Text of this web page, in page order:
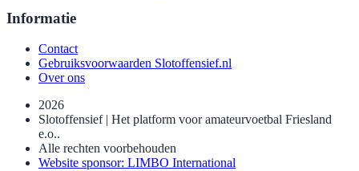
Informatie
Contact
Gebruiksvoorwaarden Slotoffensief.nl
Over ons
2026
Slotoffensief | Het platform voor amateurvoetbal Friesland
e.o..
Alle rechten voorbehouden
Website sponsor: LIMBO International